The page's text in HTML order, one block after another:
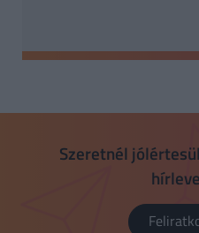
díjbeszedésben és a
alkusz független
Szeretnél